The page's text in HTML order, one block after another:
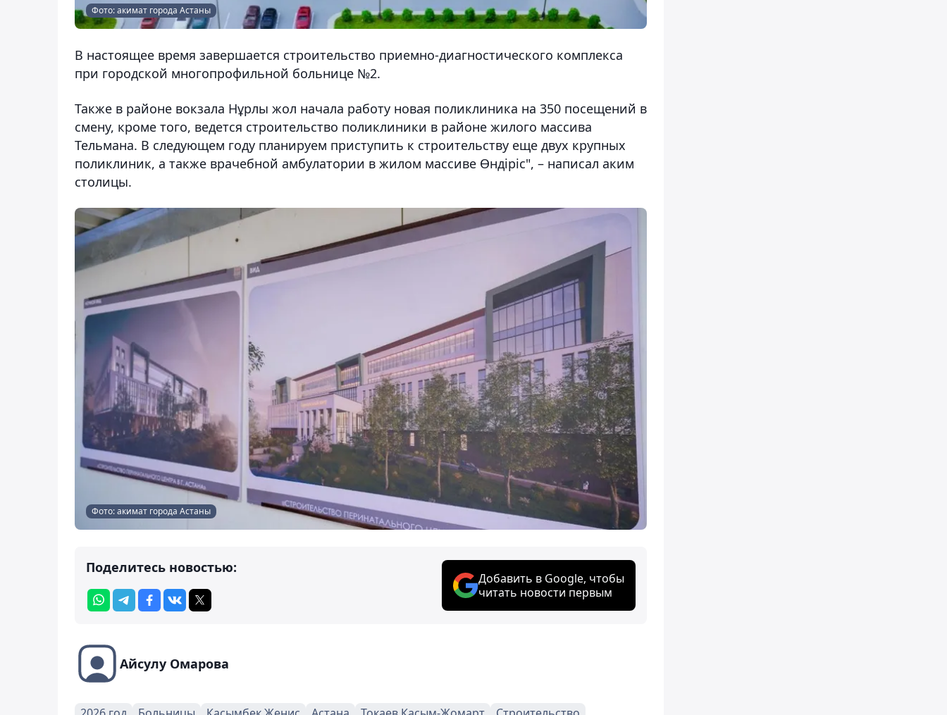
Фото: акимат города Астаны
В настоящее время завершается строительство приемно-диагностического комплекса
при городской многопрофильной больнице №2.
Также в районе вокзала Нұрлы жол начала работу новая поликлиника на 350 посещений в
смену, кроме того, ведется строительство поликлиники в районе жилого массива
Тельмана. В следующем году планируем приступить к строительству еще двух крупных
поликлиник, а также врачебной амбулатории в жилом массиве Өндіріс", – написал аким
столицы.
Фото: акимат города Астаны
Поделитесь новостью:
Добавить в Google, чтобы
читать новости первым
Айсулу Омарова